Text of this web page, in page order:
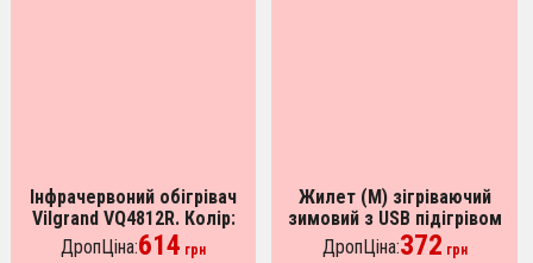
Інфрачервоний обігрівач
Vilgrand VQ4812R. Колір:
сірий
ДропЦіна:614 грн
Жилет (M) зігріваючий
зимовий з USB підігрівом
унісекс чорний
ДропЦіна:372 грн